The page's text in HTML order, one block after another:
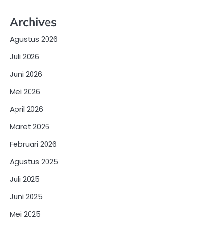
Archives
Agustus 2026
Juli 2026
Juni 2026
Mei 2026
April 2026
Maret 2026
Februari 2026
Agustus 2025
Juli 2025
Juni 2025
Mei 2025